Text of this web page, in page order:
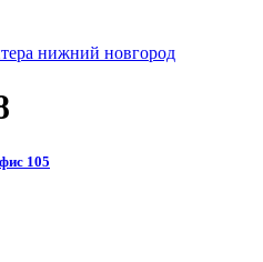
нижний новгород
105